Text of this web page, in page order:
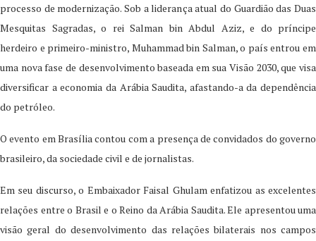
processo de modernização. Sob a liderança atual do Guardião das Duas
Mesquitas Sagradas, o rei Salman bin Abdul Aziz, e do príncipe
herdeiro e primeiro-ministro, Muhammad bin Salman, o país entrou em
uma nova fase de desenvolvimento baseada em sua Visão 2030, que visa
diversificar a economia da Arábia Saudita, afastando-a da dependência
do petróleo.
O evento em Brasília contou com a presença de convidados do governo
brasileiro, da sociedade civil e de jornalistas.
Em seu discurso, o Embaixador Faisal Ghulam enfatizou as excelentes
relações entre o Brasil e o Reino da Arábia Saudita. Ele apresentou uma
visão geral do desenvolvimento das relações bilaterais nos campos